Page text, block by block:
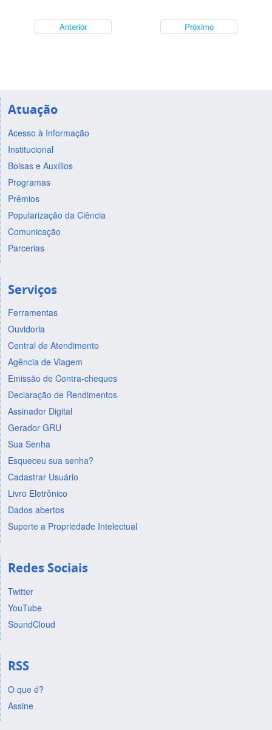
Anterior Próximo
Atuação
Acesso à Informação
Institucional
Bolsas e Auxílios
Programas
Prêmios
Popularização da Ciência
Comunicação
Parcerias
Serviços
Ferramentas
Ouvidoria
Central de Atendimento
Agência de Viagem
Emissão de Contra-cheques
Declaração de Rendimentos
Assinador Digital
Gerador GRU
Sua Senha
Esqueceu sua senha?
Cadastrar Usuário
Livro Eletrônico
Dados abertos
Suporte a Propriedade Intelectual
Redes Sociais
Twitter
YouTube
SoundCloud
RSS
O que é?
Assine